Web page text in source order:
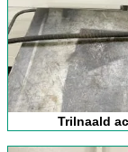
Trilnaald